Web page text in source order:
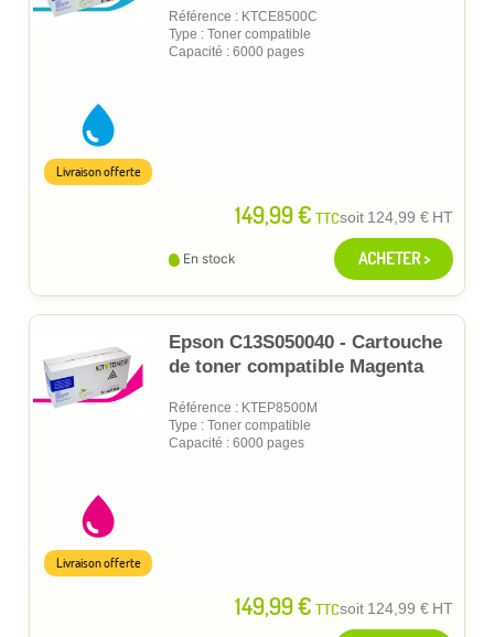
Référence : KTCE8500C
Type : Toner compatible
Capacité : 6000 pages
149,99 € TTCsoit 124,99 € HT
Livraison offerte
En stock ACHETER >
Epson C13S050040 - Cartouche
de toner compatible Magenta
Référence : KTEP8500M
Type : Toner compatible
Capacité : 6000 pages
149,99 € TTCsoit 124,99 € HT
Livraison offerte